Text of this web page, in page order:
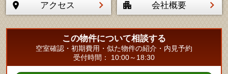
アクセス 会社概要
この物件について相談する
空室確認・初期費用・似た物件の紹介・内見予約
受付時間： 10:00～18:30